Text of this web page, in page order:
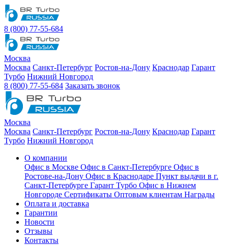
8 (800) 77-55-684
Москва
Москва Санкт-Петербург Ростов-на-Дону Краснодар Гарант
Турбо Нижний Новгород
8 (800) 77-55-684 Заказать звонок
Москва
Москва Санкт-Петербург Ростов-на-Дону Краснодар Гарант
Турбо Нижний Новгород
О компании
Офис в Москве Офис в Санкт-Петербурге Офис в
Ростове-на-Дону Офис в Краснодаре Пункт выдачи в г.
Санкт-Петербурге Гарант Турбо Офис в Нижнем
Новгороде Сертификаты Оптовым клиентам Награды
Оплата и доставка
Гарантии
Новости
Отзывы
Контакты